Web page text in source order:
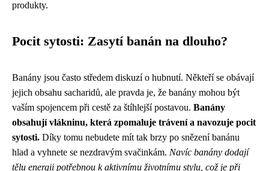
produkty.
Pocit sytosti: Zasytí banán na dlouho?
Banány jsou často středem diskuzí o hubnutí. Někteří se obávají
jejich obsahu sacharidů, ale pravda je, že banány mohou být
vaším spojencem při cestě za štíhlejší postavou. Banány
obsahují vlákninu, která zpomaluje trávení a navozuje pocit
sytosti. Díky tomu nebudete mít tak brzy po snězení banánu
hlad a vyhnete se nezdravým svačinkám. Navíc banány dodají
tělu energii potřebnou k aktivnímu životnímu stylu, což je při